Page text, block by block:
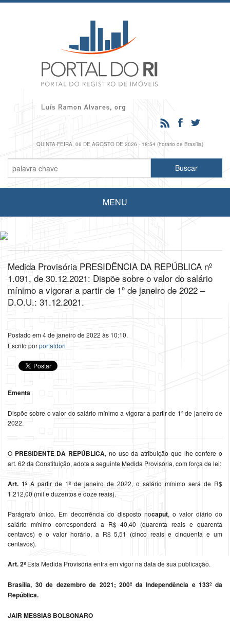
QUINTA-FEIRA, 06 DE AGOSTO DE 2026 - 18:54 (horário de Brasília)
MENU
Medida Provisória PRESIDÊNCIA DA REPÚBLICA nº
1.091, de 30.12.2021: Dispõe sobre o valor do salário
mínimo a vigorar a partir de 1º de janeiro de 2022 –
D.O.U.: 31.12.2021.
Postado em 4 de janeiro de 2022 às 10:10.
Escrito porportaldori
Ementa
Dispõe sobre o valor do salário mínimo a vigorar a partir de 1º de janeiro de
2022.
O PRESIDENTE DA REPÚBLICA, no uso da atribuição que lhe confere o
art. 62 da Constituição, adota a seguinte Medida Provisória, com força de lei:
Art. 1º A partir de 1º de janeiro de 2022, o salário mínimo será de R$
1.212,00 (mil e duzentos e doze reais).
Parágrafo único. Em decorrência do disposto nocaput, o valor diário do
salário mínimo corresponderá a R$ 40,40 (quarenta reais e quarenta
centavos) e o valor horário, a R$ 5,51 (cinco reais e cinquenta e um
centavos).
Art. 2º Esta Medida Provisória entra em vigor na data de sua publicação.
Brasília, 30 de dezembro de 2021; 200º da Independência e 133º da
República.
JAIR MESSIAS BOLSONARO